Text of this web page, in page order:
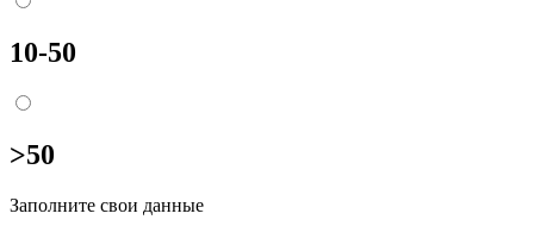
10-50
>50
Заполните свои данные